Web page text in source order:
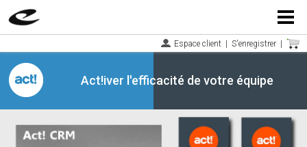
Menu
Espace client S'enregistrer
Act!iver l'efficacité de votre équipe